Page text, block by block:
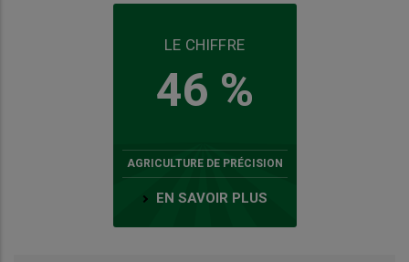
LE CHIFFRE
46 %
AGRICULTURE DE PRÉCISION
EN SAVOIR PLUS